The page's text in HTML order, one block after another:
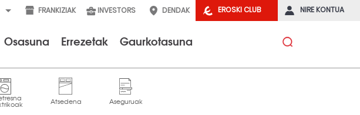
EROSKI CLUB NIRE KONTUA
FRANKIZIAK INVESTORS DENDAK
Osasuna Errezetak Gaurkotasuna